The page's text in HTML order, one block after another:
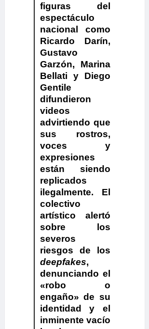
figuras del
espectáculo
nacional como
Ricardo Darín,
Gustavo
Garzón, Marina
Bellati y Diego
Gentile
difundieron
videos
advirtiendo que
sus rostros,
voces y
expresiones
están siendo
replicados
ilegalmente. El
colectivo
artístico alertó
sobre los
severos
riesgos de los
deepfakes,
denunciando el
«robo o
engaño» de su
identidad y el
inminente vacío